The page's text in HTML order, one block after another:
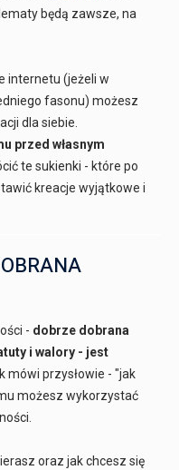
będą zawsze, na
internetu (jeżeli w
fasonu) możesz
dla siebie.
przed własnym
te sukienki - które po
kreacje wyjątkowe i
- dobrze dobrana
i walory - jest
mówi przysłowie - "jak
możesz wykorzystać
oraz jak chcesz się